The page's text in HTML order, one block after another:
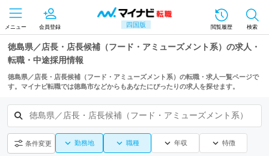
四国版
メニュー 会員登録 閲覧履歴 検索
徳島県／店長・店長候補（フード・アミューズメント系）の求人・
転職・中途採用情報
徳島県／店長・店長候補（フード・アミューズメント系）の転職・求人一覧ページで
す。マイナビ転職では徳島市などからもあなたにぴったりの求人を探せます。
徳島県／店長・店長候補（フード・アミューズメント系）
条件変更 勤務地 職種 年収 特徴